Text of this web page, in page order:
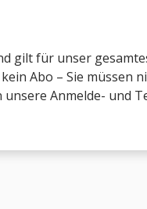
gilt für unser
Abo – Sie müssen
Anmelde- und